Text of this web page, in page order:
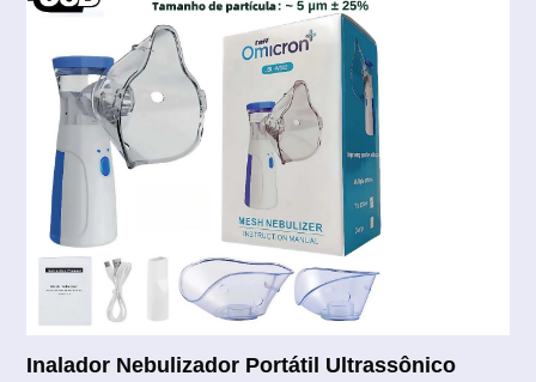
Inalador Nebulizador Portátil Ultrassônico